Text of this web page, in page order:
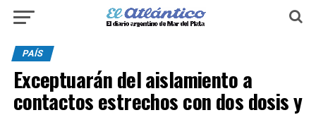
PAÍS
Exceptuarán del aislamiento a
contactos estrechos con dos dosis y